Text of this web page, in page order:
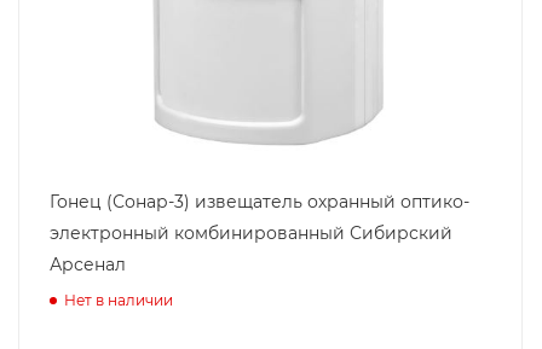
Гонец (Сонар-3) извещатель охранный оптико-
электронный комбинированный Сибирский
Арсенал
Нет в наличии